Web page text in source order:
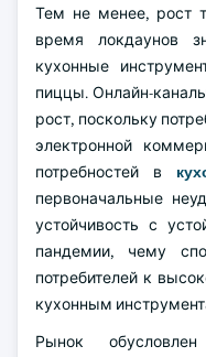
Тем не менее, рост
время локдаунов
кухонные
пиццы. Онлайн-
рост, поскольку
электронной
потребностей в
первоначальные
устойчивость с
пандемии, чему
потребителей к
кухонным
Рынок